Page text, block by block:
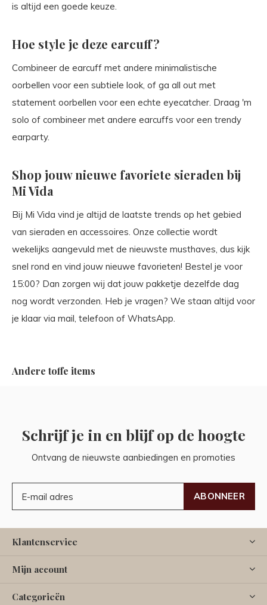
is altijd een goede keuze.
Hoe style je deze earcuff?
Combineer de earcuff met andere minimalistische
oorbellen voor een subtiele look, of ga all out met
statement oorbellen voor een echte eyecatcher. Draag 'm
solo of combineer met andere earcuffs voor een trendy
earparty.
Shop jouw nieuwe favoriete sieraden bij
Mi Vida
Bij Mi Vida vind je altijd de laatste trends op het gebied
van sieraden en accessoires. Onze collectie wordt
wekelijks aangevuld met de nieuwste musthaves, dus kijk
snel rond en vind jouw nieuwe favorieten! Bestel je voor
15:00? Dan zorgen wij dat jouw pakketje dezelfde dag
nog wordt verzonden. Heb je vragen? We staan altijd voor
je klaar via mail, telefoon of WhatsApp.
Andere toffe items
Schrijf je in en blijf op de hoogte
Ontvang de nieuwste aanbiedingen en promoties
ABONNEER
Klantenservice
Mijn account
Categorieën